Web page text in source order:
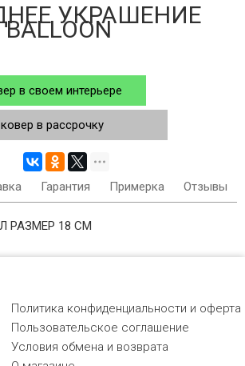
УКРАШЕНИЕ
в своем интерьере
в рассрочку
Гарантия Примерка Отзывы
РАЗМЕР 18 СМ
Политика конфиденциальности и оферта
Пользовательское соглашение
Условия обмена и возврата